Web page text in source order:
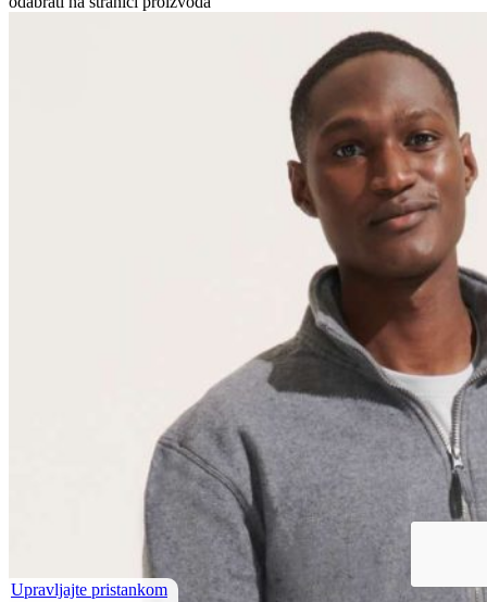
Upravljajte pristankom